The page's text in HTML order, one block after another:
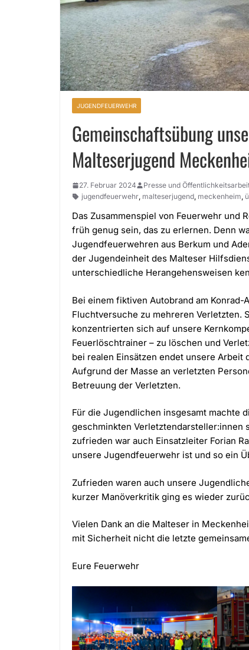
JUGENDFEUERWEHR
Gemeinschaftsübung
Malteserjugend
27. Februar 2024 Presse und
jugendfeuerwehr, malteserjugend, meckenheim,
Das Zusammenspiel von Feuerwehr und
früh genug sein, das zu erlernen. Denn
Jugendfeuerwehren aus Berkum und
der Jugendeinheit des Malteser
unterschiedliche Herangehensweisen
Bei einem fiktiven Autobrand am
Fluchtversuche zu mehreren Verletzten.
konzentrierten sich auf unsere
Feuerlöschtrainer – zu löschen und
bei realen Einsätzen endet unsere Arbeit
Aufgrund der Masse an verletzten
Betreuung der Verletzten.
Für die Jugendlichen insgesamt machte
geschminkten Verletztendarsteller:innen
zufrieden war auch Einsatzleiter Forian
unsere Jugendfeuerwehr ist und so ein
Zufrieden waren auch unsere
kurzer Manöverkritik ging es wieder
Vielen Dank an die Malteser in
mit Sicherheit nicht die letzte
Eure Feuerwehr